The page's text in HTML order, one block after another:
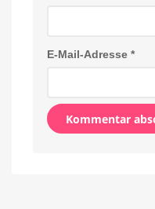
E-Mail-Adresse *